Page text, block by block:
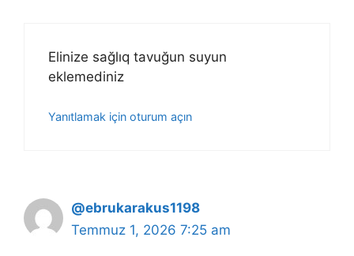
Elinize sağlıq tavuğun suyun
eklemediniz
Yanıtlamak için oturum açın
@ebrukarakus1198
Temmuz 1, 2026 7:25 am